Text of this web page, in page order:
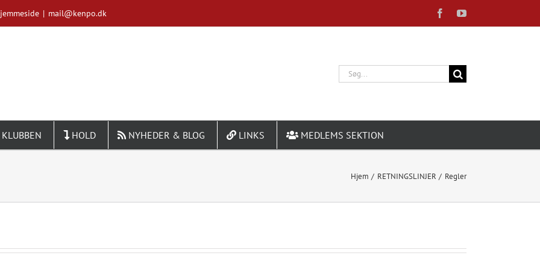
| mail@kenpo.dk FacebookYouTube
Søg
efter:
HOLD NYHEDER & BLOG LINKS MEDLEMS SEKTION
Hjem RETNINGSLINJER Regler